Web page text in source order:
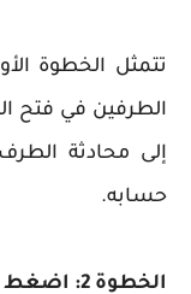
الطرفين في فتح
إلى محادثة
حسابه.
الخطوة 2: اضغط مع الاستمرار على رسالة